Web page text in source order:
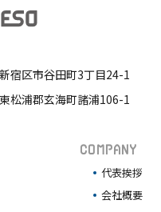
宿区市谷田町3丁目24-1
松浦郡玄海町諸浦106-1
COMPANY
代表挨拶
会社概要